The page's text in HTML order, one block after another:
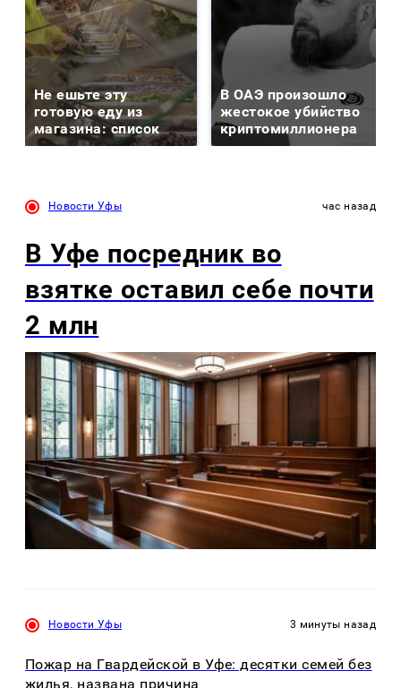
Не ешьте эту
готовую еду из
магазина: список
В ОАЭ произошло
жестокое убийство
криптомиллионера
Новости Уфы час назад
В Уфе посредник во
взятке оставил себе почти
2 млн
Новости Уфы 3 минуты назад
Пожар на Гвардейской в Уфе: десятки семей без
жилья, названа причина